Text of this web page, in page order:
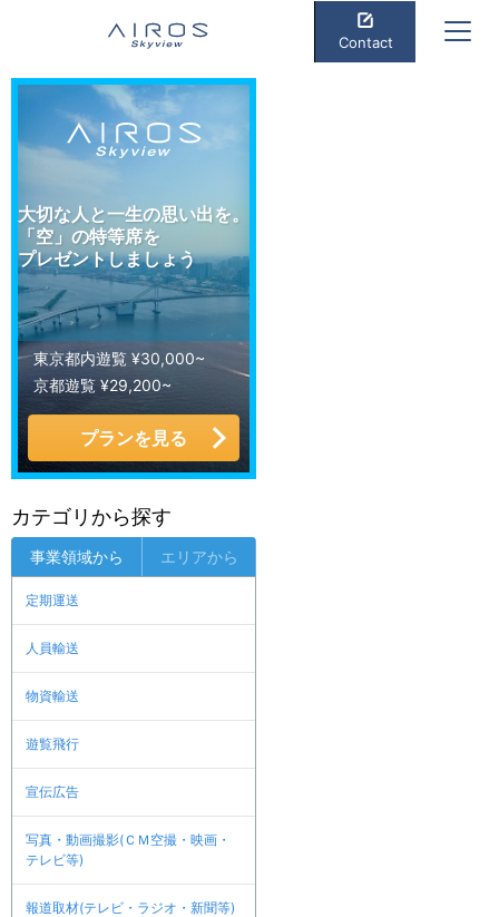
Contact
大切な人と一生の思い出を。
「空」の特等席を
プレゼントしましょう
東京都内遊覧 ¥30,000~
京都遊覧 ¥29,200~
プランを見る
カテゴリから探す
事業領域から エリアから
定期運送
人員輸送
物資輸送
遊覧飛行
宣伝広告
写真・動画撮影(ＣＭ空撮・映画・
テレビ等)
報道取材(テレビ・ラジオ・新聞等)